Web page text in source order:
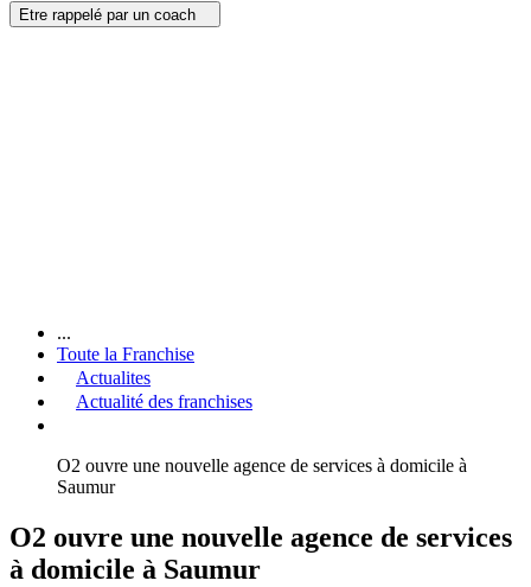
Etre rappelé par un coach
...
Toute la Franchise
Actualites
Actualité des franchises
O2 ouvre une nouvelle agence de services à domicile à
Saumur
O2 ouvre une nouvelle agence de services
à domicile à Saumur